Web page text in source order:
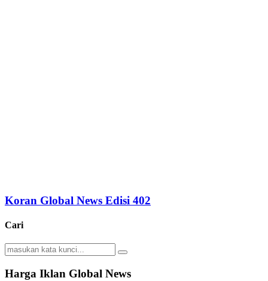
Koran Global News Edisi 402
Cari
Search
for:
Search
Harga Iklan Global News